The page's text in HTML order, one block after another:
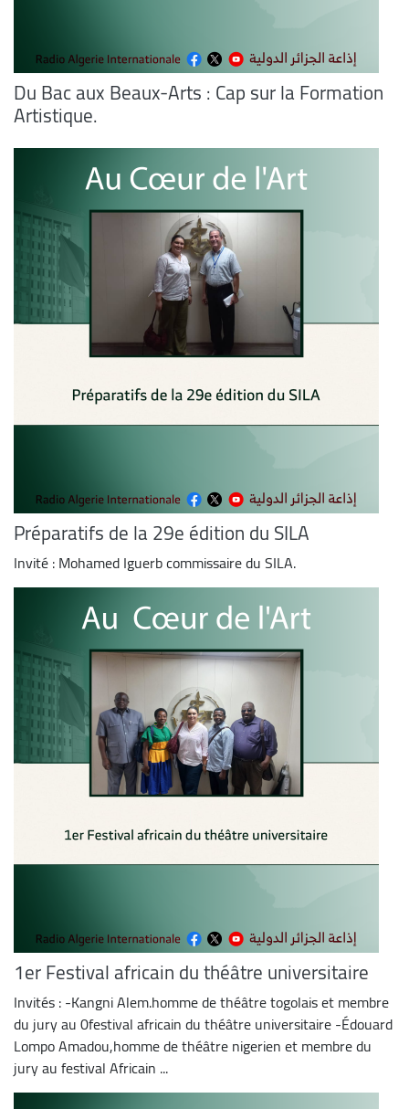
Du Bac aux Beaux-Arts : Cap sur la Formation
Artistique.
Préparatifs de la 29e édition du SILA
Invité : Mohamed Iguerb commissaire du SILA.
1er Festival africain du théâtre universitaire
Invités : -Kangni Alem.homme de théâtre togolais et membre
du jury au 0festival africain du théâtre universitaire -Édouard
Lompo Amadou,homme de théâtre nigerien et membre du
jury au festival Africain ...